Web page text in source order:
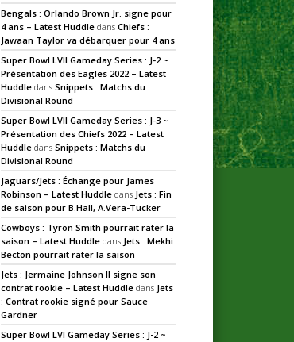
Bengals : Orlando Brown Jr. signe pour
4 ans – Latest Huddle dansChiefs :
Jawaan Taylor va débarquer pour 4 ans
Super Bowl LVII Gameday Series : J-2 ~
Présentation des Eagles 2022 – Latest
Huddle dansSnippets : Matchs du
Divisional Round
Super Bowl LVII Gameday Series : J-3 ~
Présentation des Chiefs 2022 – Latest
Huddle dansSnippets : Matchs du
Divisional Round
Jaguars/Jets : Échange pour James
Robinson – Latest Huddle dans Jets : Fin
de saison pour B.Hall, A.Vera-Tucker
Cowboys : Tyron Smith pourrait rater la
saison – Latest Huddle dans Jets : Mekhi
Becton pourrait rater la saison
Jets : Jermaine Johnson II signe son
contrat rookie – Latest Huddle dans Jets
: Contrat rookie signé pour Sauce
Gardner
Super Bowl LVI Gameday Series : J-2 ~